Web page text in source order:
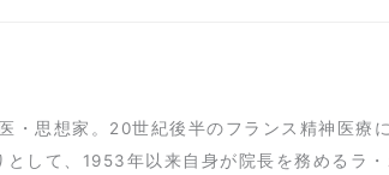
・思想家。20世紀後半のフランス精神医療
して、1953年以来自身が院長を務めるラ